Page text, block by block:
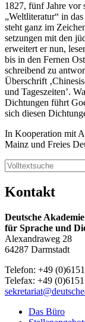
1827, fünf Jahre vor
„Weltliteratur“ in
steht ganz im
setzungen mit den
erweitert er nun,
bis in den Fernen
schreibend zu
Überschrift
und Tageszeiten’.
Dichtungen führt
sich diesen
In Kooperation mit
Mainz und Freies
Kontakt
Deutsche Akademie
für Sprache und
Alexandraweg 28
64287 Darmstadt
Telefon: +49
Telefax: +49
Das Büro